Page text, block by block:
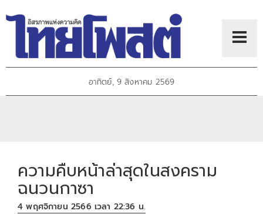
อาทิตย์, 9 สิงหาคม 2569
ความคืบหน้าล่าสุดในสงคราม
ฉนวนกาซา
4 พฤศจิกายน 2566 เวลา 22:36 น.